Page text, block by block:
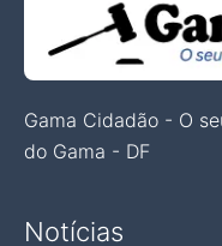
Gama Cidadão - O
do Gama - DF
Notícias